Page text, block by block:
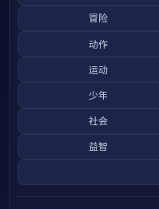
冒险
动作
运动
少年
社会
益智